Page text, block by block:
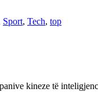
Sport, Tech, top
kineze të